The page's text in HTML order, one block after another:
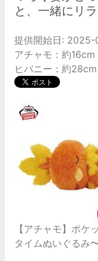
と、一緒にリ
提供開始日:
アチャモ：約16cm
ヒバニー：約
【アチャモ】ポケ
タイムぬいぐるみ